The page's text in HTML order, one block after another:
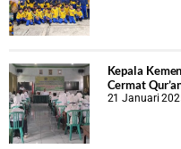
Kepala
Cermat
21 Januari